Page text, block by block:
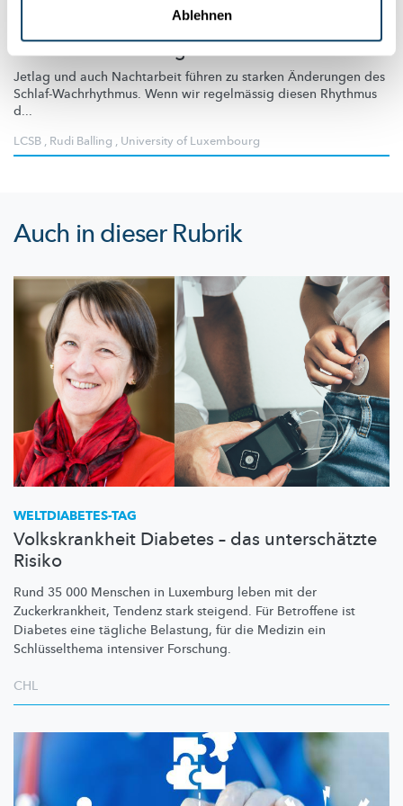
Ablehnen
Was passiert, wenn die innere biologische
Uhr durcheinander gerät
Jetlag und auch Nachtarbeit führen zu starken Änderungen des
Schlaf-Wachrhythmus. Wenn wir regelmässig diesen Rhythmus
d...
LCSB , Rudi Balling , University of Luxembourg
Auch in dieser Rubrik
WELTDIABETES-TAG
Volkskrankheit Diabetes – das unterschätzte
Risiko
Rund 35 000 Menschen in Luxemburg leben mit der
Zuckerkrankheit, Tendenz stark steigend. Für Betroffene ist
Diabetes eine tägliche Belastung, für die Medizin ein
Schlüsselthema intensiver Forschung.
CHL